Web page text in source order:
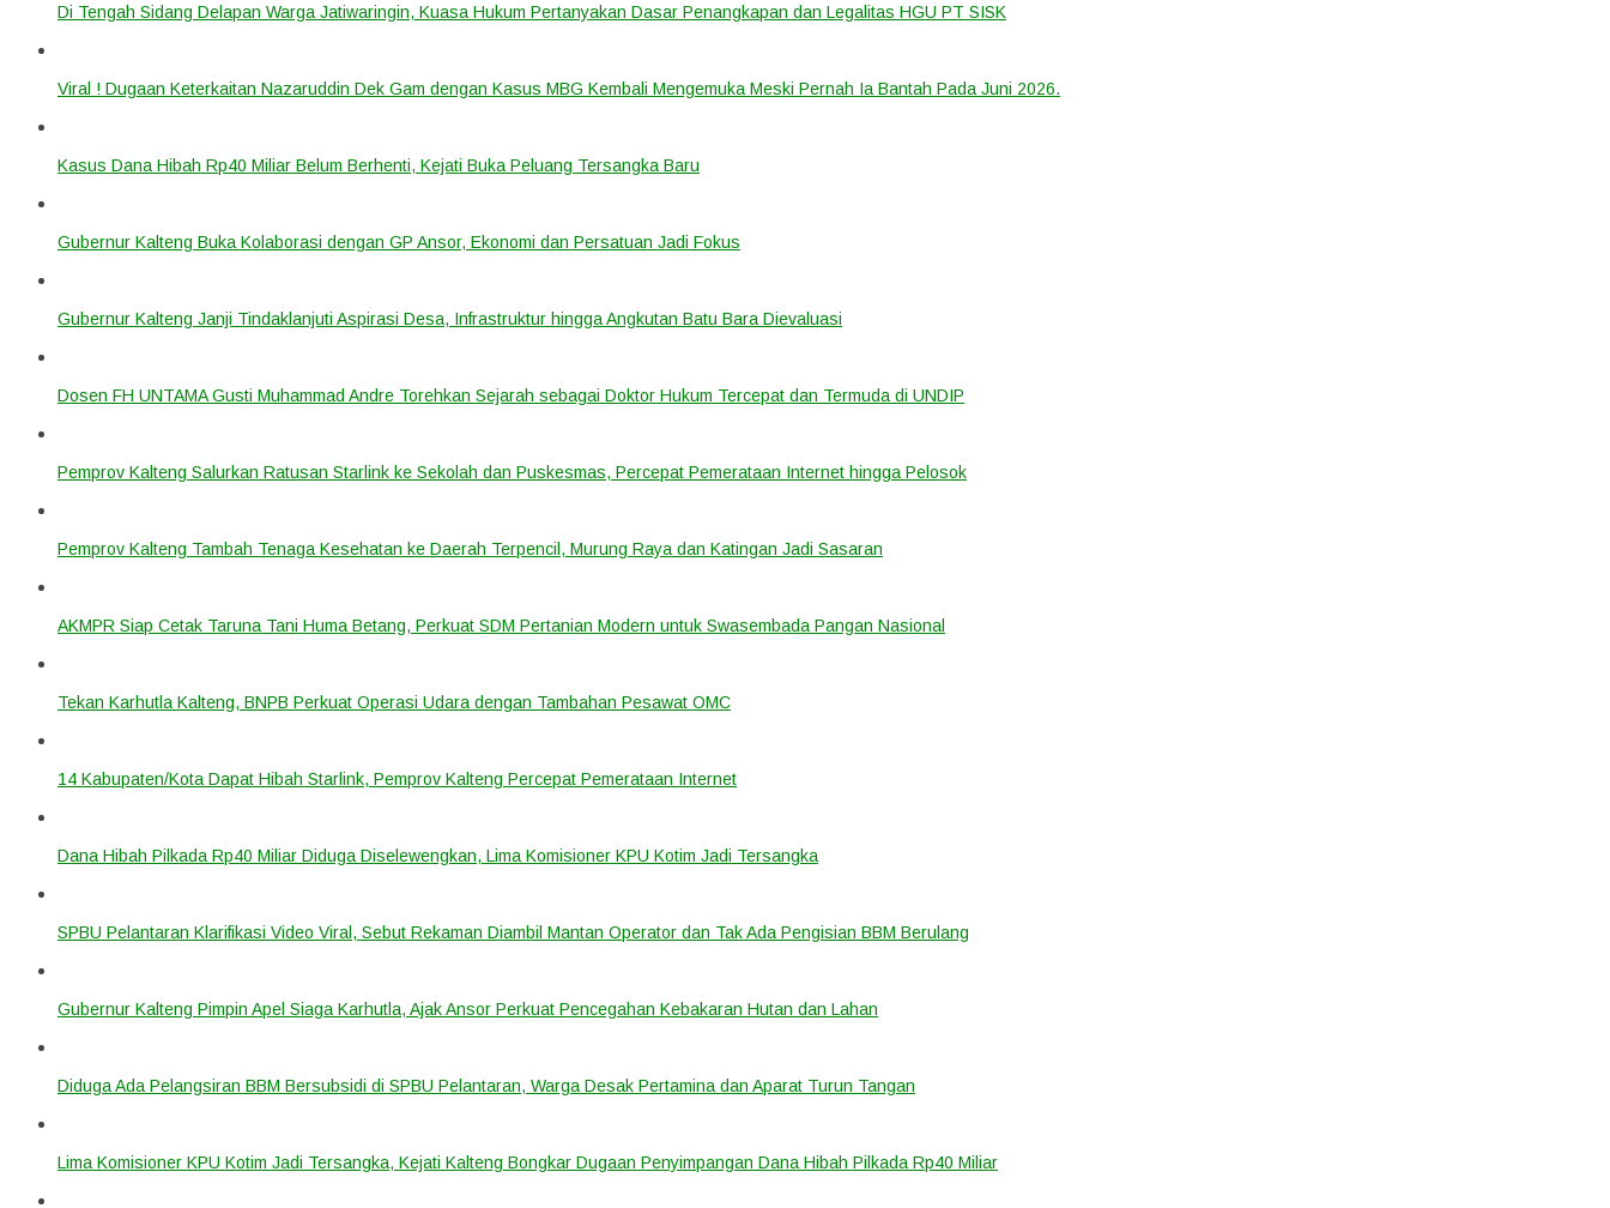
Di Tengah Sidang Delapan Warga Jatiwaringin, Kuasa Hukum Pertanyakan Dasar Penangkapan dan Legalitas HGU PT SISK
Viral ! Dugaan Keterkaitan Nazaruddin Dek Gam dengan Kasus MBG Kembali Mengemuka Meski Pernah Ia Bantah Pada Juni 2026.
Kasus Dana Hibah Rp40 Miliar Belum Berhenti, Kejati Buka Peluang Tersangka Baru
Gubernur Kalteng Buka Kolaborasi dengan GP Ansor, Ekonomi dan Persatuan Jadi Fokus
Gubernur Kalteng Janji Tindaklanjuti Aspirasi Desa, Infrastruktur hingga Angkutan Batu Bara Dievaluasi
Dosen FH UNTAMA Gusti Muhammad Andre Torehkan Sejarah sebagai Doktor Hukum Tercepat dan Termuda di UNDIP
Pemprov Kalteng Salurkan Ratusan Starlink ke Sekolah dan Puskesmas, Percepat Pemerataan Internet hingga Pelosok
Pemprov Kalteng Tambah Tenaga Kesehatan ke Daerah Terpencil, Murung Raya dan Katingan Jadi Sasaran
AKMPR Siap Cetak Taruna Tani Huma Betang, Perkuat SDM Pertanian Modern untuk Swasembada Pangan Nasional
Tekan Karhutla Kalteng, BNPB Perkuat Operasi Udara dengan Tambahan Pesawat OMC
14 Kabupaten/Kota Dapat Hibah Starlink, Pemprov Kalteng Percepat Pemerataan Internet
Dana Hibah Pilkada Rp40 Miliar Diduga Diselewengkan, Lima Komisioner KPU Kotim Jadi Tersangka
SPBU Pelantaran Klarifikasi Video Viral, Sebut Rekaman Diambil Mantan Operator dan Tak Ada Pengisian BBM Berulang
Gubernur Kalteng Pimpin Apel Siaga Karhutla, Ajak Ansor Perkuat Pencegahan Kebakaran Hutan dan Lahan
Diduga Ada Pelangsiran BBM Bersubsidi di SPBU Pelantaran, Warga Desak Pertamina dan Aparat Turun Tangan
Lima Komisioner KPU Kotim Jadi Tersangka, Kejati Kalteng Bongkar Dugaan Penyimpangan Dana Hibah Pilkada Rp40 Miliar